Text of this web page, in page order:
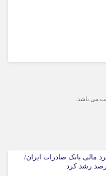
می باشد.
مالی بانک صادرات ایران/